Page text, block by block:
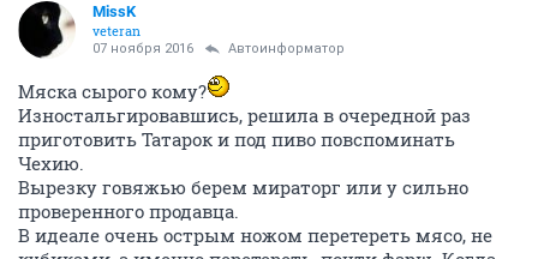
MissK
veteran
07 ноября 2016 Автоинформатор
Мяска сырого кому?
Изностальгировавшись, решила в очередной раз
приготовить Татарок и под пиво повспоминать
Чехию.
Вырезку говяжью берем мираторг или у сильно
проверенного продавца.
В идеале очень острым ножом перетереть мясо, не